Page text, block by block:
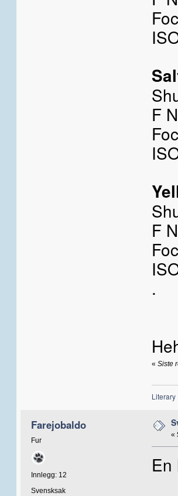
F
F
.
« Siste
Literary
Farejobaldo
Fur
Innlegg: 12
Svensksak
«
En